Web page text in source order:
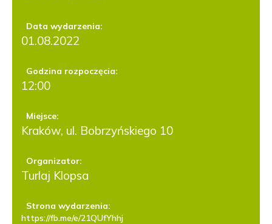
Data wydarzenia:
01.08.2022
Godzina rozpoczęcia:
12:00
Miejsce:
Kraków, ul. Bobrzyńskiego 10
Organizator:
Turlaj Klopsa
Strona wydarzenia:
https://fb.me/e/21QUfYhhj